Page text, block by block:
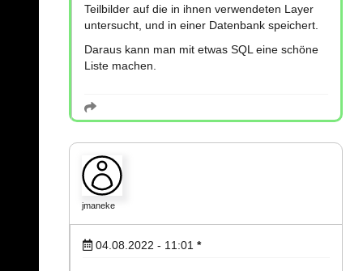
Teilbilder auf die in ihnen verwendeten Layer
untersucht, und in einer Datenbank speichert.
Daraus kann man mit etwas SQL eine schöne
Liste machen.
jmaneke
04.08.2022 - 11:01 *